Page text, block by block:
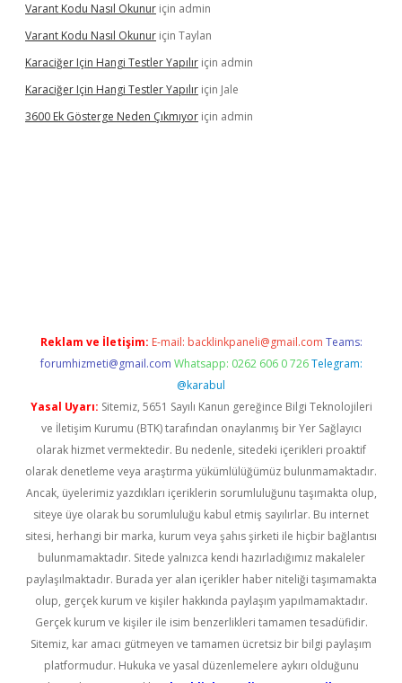
Varant Kodu Nasıl Okunur için admin
Varant Kodu Nasıl Okunur için Taylan
Karaciğer Için Hangi Testler Yapılır için admin
Karaciğer Için Hangi Testler Yapılır için Jale
3600 Ek Gösterge Neden Çıkmıyor için admin
Reklam ve İletişim: E-mail: backlinkpaneli@gmail.com Teams:
forumhizmeti@gmail.com Whatsapp: 0262 606 0 726 Telegram:
@karabul
Yasal Uyarı: Sitemiz, 5651 Sayılı Kanun gereğince Bilgi Teknolojileri
ve İletişim Kurumu (BTK) tarafından onaylanmış bir Yer Sağlayıcı
olarak hizmet vermektedir. Bu nedenle, sitedeki içerikleri proaktif
olarak denetleme veya araştırma yükümlülüğümüz bulunmamaktadır.
Ancak, üyelerimiz yazdıkları içeriklerin sorumluluğunu taşımakta olup,
siteye üye olarak bu sorumluluğu kabul etmiş sayılırlar. Bu internet
sitesi, herhangi bir marka, kurum veya şahıs şirketi ile hiçbir bağlantısı
bulunmamaktadır. Sitede yalnızca kendi hazırladığımız makaleler
paylaşılmaktadır. Burada yer alan içerikler haber niteliği taşımamakta
olup, gerçek kurum ve kişiler hakkında paylaşım yapılmamaktadır.
Gerçek kurum ve kişiler ile isim benzerlikleri tamamen tesadüfidir.
Sitemiz, kar amacı gütmeyen ve tamamen ücretsiz bir bilgi paylaşım
platformudur. Hukuka ve yasal düzenlemelere aykırı olduğunu